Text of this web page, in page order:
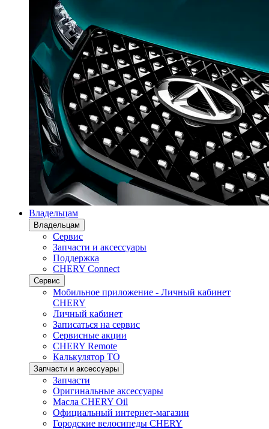
Владельцам
Владельцам
Сервис
Запчасти и аксессуары
Поддержка
CHERY Connect
Сервис
Мобильное приложение - Личный кабинет
CHERY
Личный кабинет
Записаться на сервис
Сервисные акции
CHERY Remote
Калькулятор ТО
Запчасти и аксессуары
Запчасти
Оригинальные аксессуары
Масла CHERY Oil
Официальный интернет-магазин
Городские велосипеды CHERY